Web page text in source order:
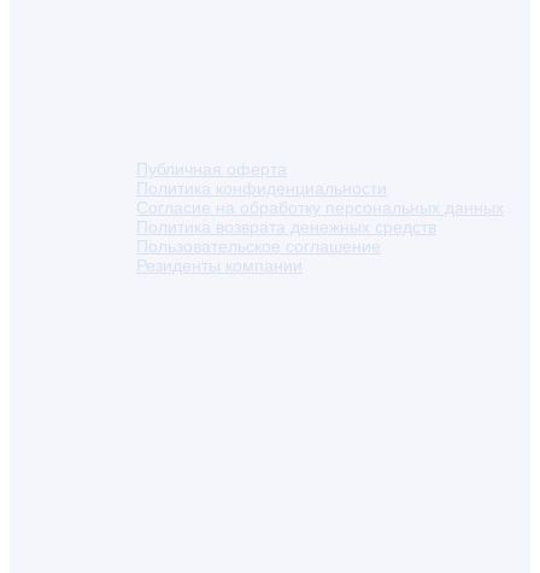
Публичная оферта
Политика конфиденциальности
Согласие на обработку персональных данных
Политика возврата денежных средств
Пользовательское соглашение
Резиденты компании